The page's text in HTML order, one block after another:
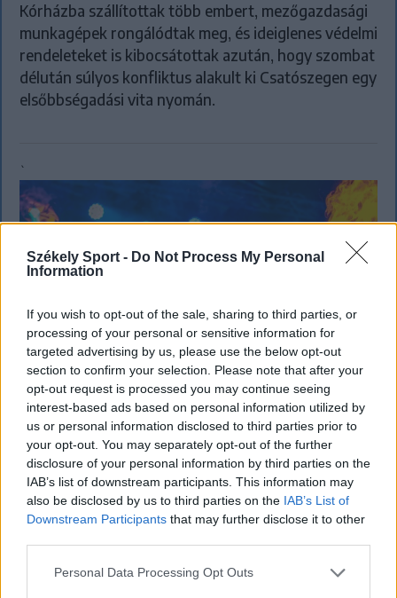
Székely Sport - Do Not Process My Personal
Information
If you wish to opt-out of the sale, sharing to third parties, or
processing of your personal or sensitive information for
targeted advertising by us, please use the below opt-out
section to confirm your selection. Please note that after your
opt-out request is processed you may continue seeing
interest-based ads based on personal information utilized by
us or personal information disclosed to third parties prior to
your opt-out. You may separately opt-out of the further
disclosure of your personal information by third parties on the
IAB’s list of downstream participants. This information may
also be disclosed by us to third parties on the IAB’s List of
Downstream Participants that may further disclose it to other
Personal Data Processing Opt Outs
Kórházba szállítottak több embert, mezőgazdasági
munkagépek rongálódtak meg, és ideiglenes védelmi
rendeleteket is kibocsátottak azután, hogy szombat
délután súlyos konfliktus alakult ki Csatószegen egy
elsőbbségadási vita nyomán.
`
KRÓNIKA
Büntetőfeljelentést tett Majka ügyvédje
a romániai telefonszámról érkezett
fenyegetés miatt
Büntetőfeljelentést tett csütörtökön Majka